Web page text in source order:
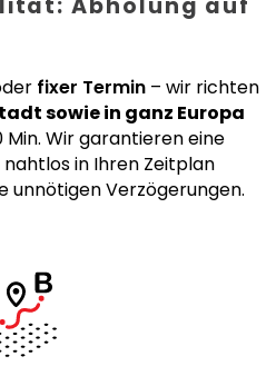
fixer Termin – wir richten
sowie in ganz Europa
Wir garantieren eine
in Ihren Zeitplan
unnötigen Verzögerungen.